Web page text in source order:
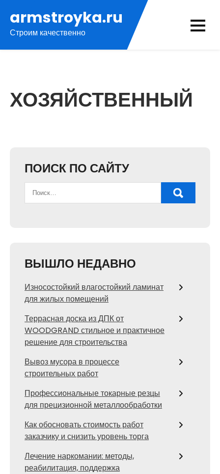
содержимому
armstroyka.ru
Строим качественно
ХОЗЯЙСТВЕННЫЙ
ПОИСК ПО САЙТУ
ВЫШЛО НЕДАВНО
Износостойкий влагостойкий ламинат
для жилых помещений
Террасная доска из ДПК от
WOODGRAND стильное и практичное
решение для строительства
Вывоз мусора в процессе
строительных работ
Профессиональные токарные резцы
для прецизионной металлообработки
Как обосновать стоимость работ
заказчику и снизить уровень торга
Лечение наркомании: методы,
реабилитация, поддержка